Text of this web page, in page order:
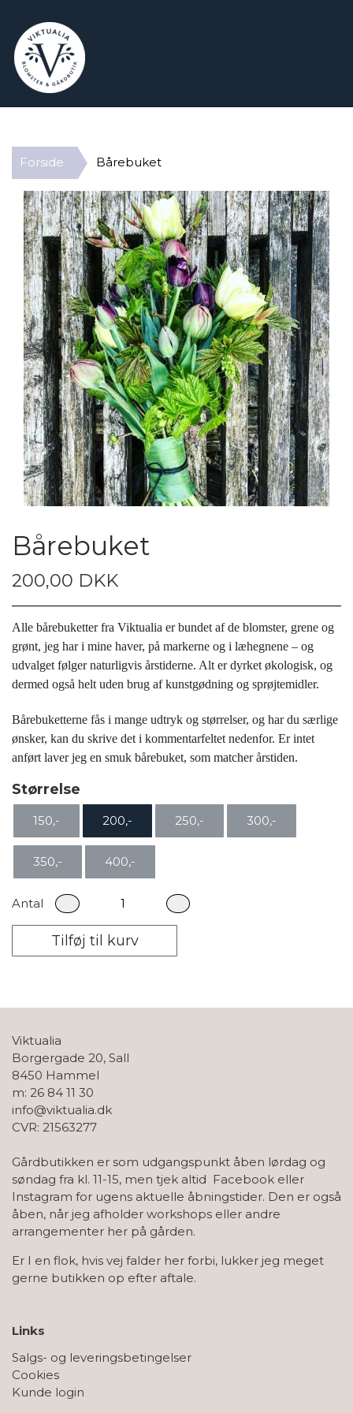
Forside Bårebuket
Bårebuket
200,00 DKK
Alle bårebuketter fra Viktualia er bundet af de blomster, grene og
grønt, jeg har i mine haver, på markerne og i læhegnene – og
udvalget følger naturligvis årstiderne. Alt er dyrket økologisk, og
dermed også helt uden brug afkunstgødning og sprøjtemidler.
Bårebuketterne fås i mange udtryk og størrelser, og har du særlige
ønsker, kan du skrive det i kommentarfeltet nedenfor. Er intet
anført laver jeg en smuk bårebuket, som matcher årstiden.
Størrelse
150,- 200,- 250,- 300,-
350,- 400,-
Antal
Tilføj til kurv
Viktualia
Borgergade 20, Sall
8450 Hammel
m: 26 84 11 30
info@viktualia.dk
CVR: 21563277
Gårdbutikken er som udgangspunkt åben lørdag og
søndag fra kl. 11-15, men tjek altid Facebook eller
Instagram for ugens aktuelle åbningstider. Den er også
åben, når jeg afholder workshops eller andre
arrangementer her på gården.
Er I en flok, hvis vej falder her forbi, lukker jeg meget
gerne butikken op efter aftale.
Links
Salgs- og leveringsbetingelser
Cookies
Kunde login